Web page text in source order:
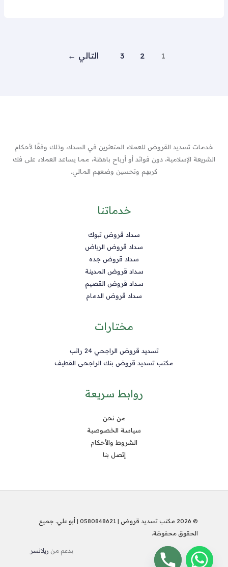
1
2
3 التالي ←
خدمات تسديد القروض للعملاء المتعثرين في السداد، وذلك وفقًا لأحكام
الشريعة الإسلامية، دون فوائد أو أرباح باهظة، مما يساعد العملاء على فك
كربهم وتحسين وضعهم المالي.
خدماتنا
سداد قروض تبوك
سداد قروض الرياض
سداد قروض جده
سداد قروض المدينة
سداد قروض القصيم
سداد قروض الدمام
مختارات
تسديد قروض الراجحي 24 راتب
مكتب تسديد قروض بنك الراجحى القطيف
روابط سريعة
من نحن
سياسة الخصوصية
الشروط والأحكام
إتصل بنا
© 2026 مكتب تسديد قروض | 0580848621 | أبو علي. جميع
الحقوق محفوظة.
بدعم من ريلانسر